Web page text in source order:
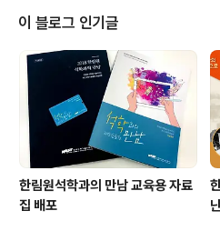
상’은 과학기술자의 사기 진작과 기초과학연구
여하기 위한 취지에서 휠라코리아의 후원으로
으로, 연구업적이 탁월하며 국내외에서 높은
있는 기초과학 분야의 국내 과학기술인을 대
월 공고를 시작, 엄정한 심사 과정을 거쳐 매
선발해 포상하게 되며 수상자에게는 5천만원
이 블로그 인기글
한림원석학과의 만남 교육용 자료
집 배포